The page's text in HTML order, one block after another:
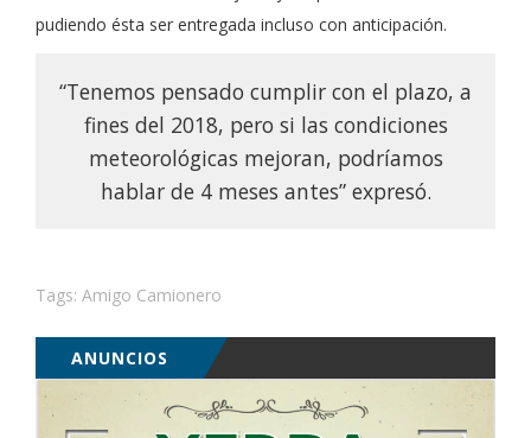
pudiendo ésta ser entregada incluso con anticipación.
“Tenemos pensado cumplir con el plazo, a
fines del 2018, pero si las condiciones
meteorológicas mejoran, podríamos
hablar de 4 meses antes” expresó.
Tags: Amigo Camionero
ANUNCIOS